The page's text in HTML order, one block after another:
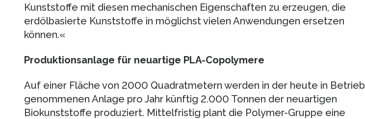
Kunststoffe mit diesen mechanischen Eigenschaften zu erzeugen, die
erdölbasierte Kunststoffe in möglichst vielen Anwendungen ersetzen
können.«
Produktionsanlage für neuartige PLA-Copolymere
Auf einer Fläche von 2000 Quadratmetern werden in der heute in Betrieb
genommenen Anlage pro Jahr künftig 2.000 Tonnen der neuartigen
Biokunststoffe produziert. Mittelfristig plant die Polymer-Gruppe eine